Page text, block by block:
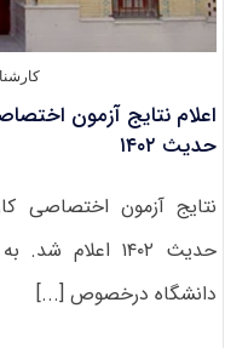
اعلام نتایج آزمون
حدیث ۱۴۰۲
نتایج آزمون اختصاصی
حدیث ۱۴۰۲
دانشگاه درخصوص [...]